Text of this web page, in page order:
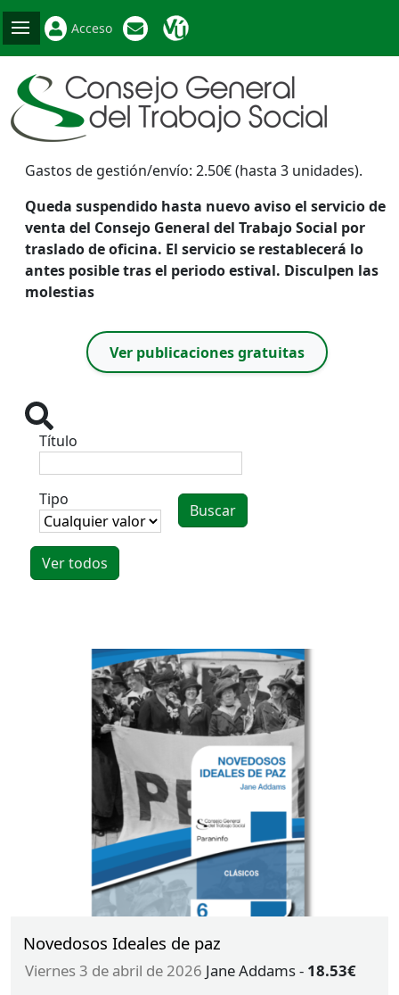
Acceso
Gastos de gestión/envío: 2.50€ (hasta 3 unidades).
Queda suspendido hasta nuevo aviso el servicio de
venta del Consejo General del Trabajo Social por
traslado de oficina. El servicio se restablecerá lo
antes posible tras el periodo estival. Disculpen las
molestias
Ver publicaciones gratuitas
Título
Tipo
Novedosos Ideales de paz
viernes 3 de abril de 2026 Jane Addams- 18.53€